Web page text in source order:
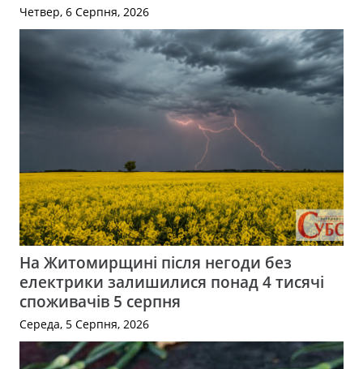
Четвер, 6 Серпня, 2026
На Житомирщині після негоди без
електрики залишилися понад 4 тисячі
споживачів 5 серпня
Середа, 5 Серпня, 2026